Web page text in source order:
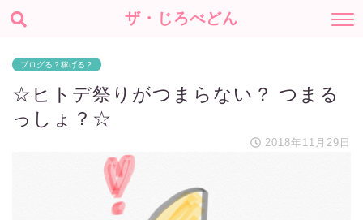
ザ・じろべどん
ブログる？稼げる？
☆ヒトデ祭りがつまらない？ つまる
っしょ？☆
2018年11月29日